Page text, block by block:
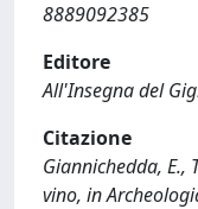
8889092385
Editore
All'Insegna del
Citazione
Giannichedda, E.,
vino, in